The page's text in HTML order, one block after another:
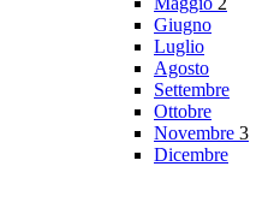
Giugno
Luglio
Agosto
Settembre
Ottobre
Novembre 3
Dicembre